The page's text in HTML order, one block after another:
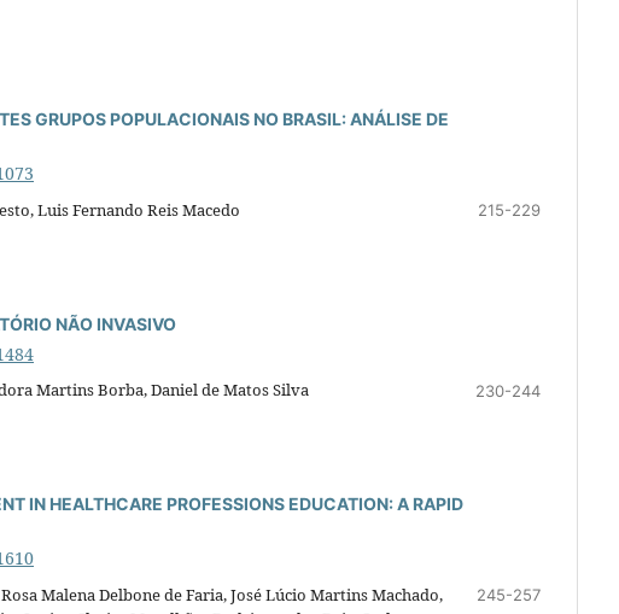
GRUPOS POPULACIONAIS NO BRASIL: ANÁLISE DE
Luis Fernando Reis Macedo 215-229
NÃO INVASIVO
Martins Borba, Daniel de Matos Silva 230-244
IN HEALTHCARE PROFESSIONS EDUCATION: A RAPID
Malena Delbone de Faria, José Lúcio Martins Machado,
245-257